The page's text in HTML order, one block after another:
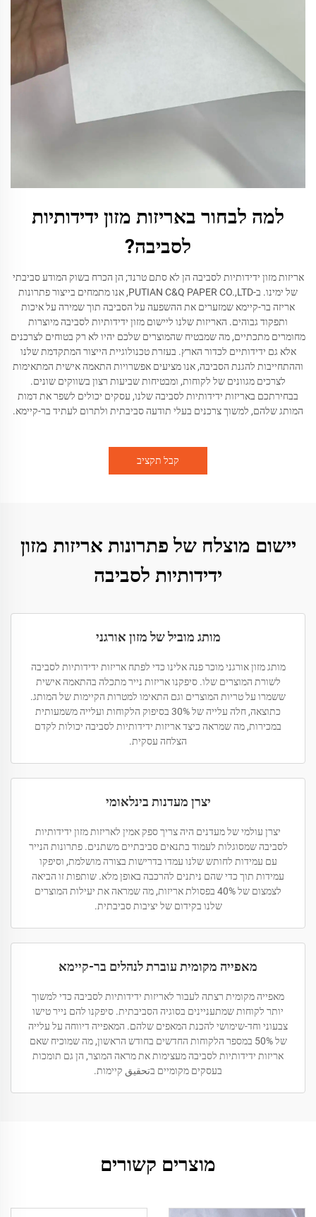
למה לבחור באריזות מזון ידידותיות
לסביבה?
אריזות מזון ידידותיות לסביבה הן לא סתם טרנד; הן הכרח בשוק המודע סביבתי
של ימינו. ב-PUTIAN C&Q PAPER CO.,LTD, אנו מתמחים בייצור פתרונות
אריזה בר-קיימא שמזערים את ההשפעה על הסביבה תוך שמירה על איכות
ותפקוד גבוהים. האריזות שלנו ליישום מזון ידידותיות לסביבה מיוצרות
מחומרים מתכתיים, מה שמבטיח שהמוצרים שלכם יהיו לא רק בטוחים לצרכנים
אלא גם ידידותיים לכדור הארץ. בעזרת טכנולוגיית הייצור המתקדמת שלנו
וההתחייבות להגנת הסביבה, אנו מציעים אפשרויות התאמה אישית המתאימות
לצרכים מגוונים של לקוחות, ומבטיחות שביעות רצון בשווקים שונים.
בבחירתכם באריזות ידידותיות לסביבה שלנו, עסקים יכולים לשפר את דמות
המותג שלהם, למשוך צרכנים בעלי תודעה סביבתית ולתרום לעתיד בר-קיימא.
קבל תקציב
יישום מוצלח של פתרונות אריזות מזון
ידידותיות לסביבה
מותג מוביל של מזון אורגני
מותג מזון אורגני מוכר פנה אלינו כדי לפתח אריזות ידידותיות לסביבה
לשורת המוצרים שלו. סיפקנו אריזות נייר מתכלה בהתאמה אישית
ששמרו על טריות המוצרים וגם התאימו למטרות הקיימות של המותג.
כתוצאה, חלה עלייה של 30% בסיפוק הלקוחות ועלייה משמעותית
במכירות, מה שמראה כיצד אריזות ידידותיות לסביבה יכולות לקדם
הצלחה עסקית.
יצרן מעדנות בינלאומי
יצרן עולמי של מעדנים היה צריך ספק אמין לאריזות מזון ידידותיות
לסביבה שמסוגלות לעמוד בתנאים סביבתיים משתנים. פתרונות הנייר
עם עמידות לחותש שלנו עמדו בדרישות בצורה מושלמת, וסיפקו
עמידות תוך כדי שהם ניתנים להרכבה באופן מלא. שותפות זו הביאה
לצמצום של 40% בפסולת אריזות, מה שמראה את יעילות המוצרים
שלנו בקידום של יציבות סביבתית.
מאפייה מקומית עוברת לנהלים בר-קיימא
מאפייה מקומית רצתה לעבור לאריזות ידידותיות לסביבה כדי למשוך
יותר לקוחות שמתעניינים בסוגיה הסביבתית. סיפקנו להם נייר טישו
צבעוני וחד-שימושי להכנת המאפים שלהם. המאפייה דיווחה על עלייה
של 50% במספר הלקוחות החדשים בחודש הראשון, מה שמוכיח שאם
אריזות ידידותיות לסביבה מעצימות את מראה המוצר, הן גם תומכות
בעסקים מקומיים בتحقيق קיימות.
מוצרים קשורים